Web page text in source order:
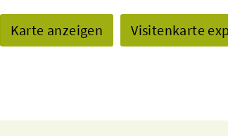
Karte anzeigen Visitenkarte